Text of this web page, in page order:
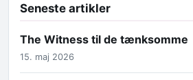
Seneste artikler
The Witness til de tænksomme
15. maj 2026